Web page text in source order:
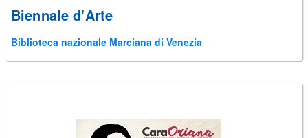
Biennale d'Arte
Biblioteca nazionale Marciana di Venezia